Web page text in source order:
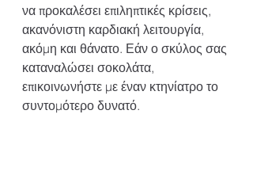
να προκαλέσει επιληπτικές κρίσεις,
ακανόνιστη καρδιακή λειτουργία,
ακόμη και θάνατο. Εάν ο σκύλος σας
καταναλώσει σοκολάτα,
επικοινωνήστε με έναν κτηνίατρο το
συντομότερο δυνατό.